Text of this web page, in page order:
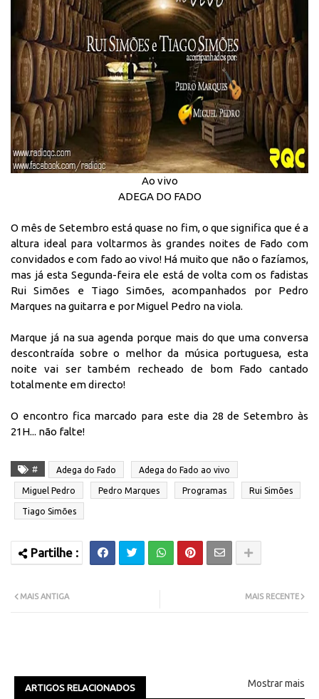
Ao vivo
ADEGA DO FADO
O mês de Setembro está quase no fim, o que significa que é a
altura ideal para voltarmos às grandes noites de Fado com
convidados e com fado ao vivo! Há muito que não o fazíamos,
mas já esta Segunda-feira ele está de volta com os fadistas
Rui Simões e Tiago Simões, acompanhados por Pedro
Marques na guitarra e por Miguel Pedro na viola.
Marque já na sua agenda porque mais do que uma conversa
descontraída sobre o melhor da música portuguesa, esta
noite vai ser também recheado de bom Fado cantado
totalmente em directo!
O encontro fica marcado para este dia 28 de Setembro às
21H... não falte!
# Adega do Fado Adega do Fado ao vivo
Miguel Pedro Pedro Marques Programas Rui Simões
Tiago Simões
MAIS RECENTE
MAIS ANTIGA
ARTIGOS RELACIONADOS Mostrar mais